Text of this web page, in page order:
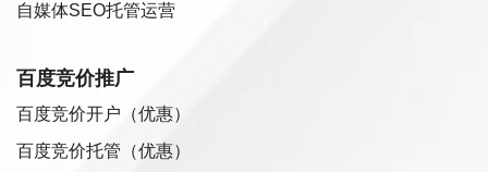
自媒体SEO托管运营
百度竞价推广
百度竞价开户（优惠）
百度竞价托管（优惠）